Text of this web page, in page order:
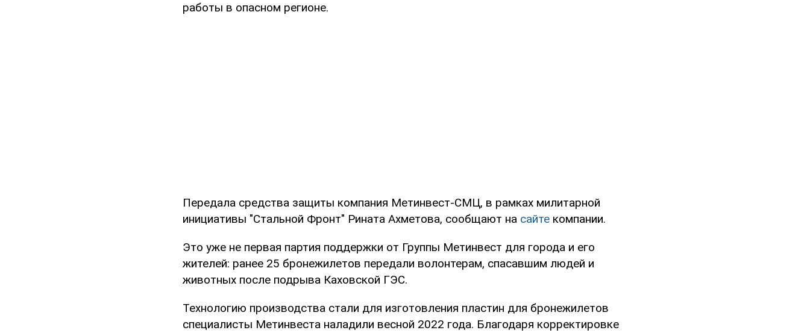
работы в опасном регионе.
Передала средства защиты компания Метинвест-СМЦ, в рамках милитарной
инициативы "Стальной Фронт" Рината Ахметова, сообщают на сайте компании.
Это уже не первая партия поддержки от Группы Метинвест для города и его
жителей: ранее 25 бронежилетов передали волонтерам, спасавшим людей и
животных после подрыва Каховской ГЭС.
Технологию производства стали для изготовления пластин для бронежилетов
специалисты Метинвеста наладили весной 2022 года. Благодаря корректировке